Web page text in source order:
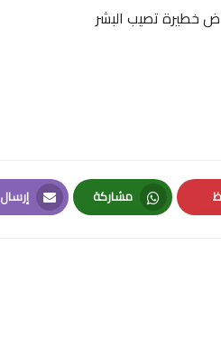
خطيرة تصيب البشر
مشاركة
Whatsapp
إرسال
Email